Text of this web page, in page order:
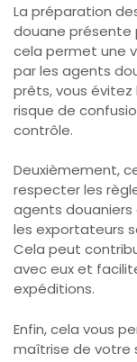
La préparation
douane présente
cela permet une
par les agents
prêts, vous
risque de
contrôle.
Deuxièmement,
respecter les
agents douaniers
les exportateurs
Cela peut
avec eux et
expéditions.
Enfin, cela vous
maîtrise de votre